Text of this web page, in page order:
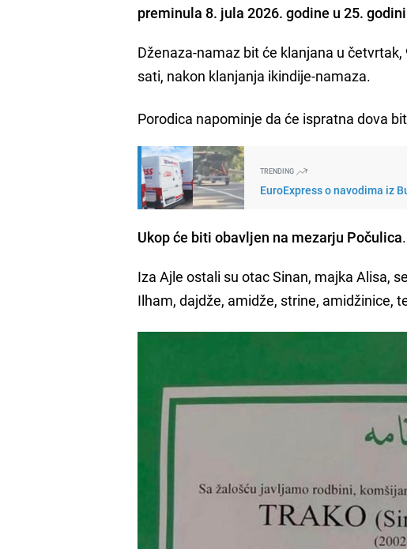
preminula 8. jula 2026. godine u 25.
Dženaza-namaz bit će klanjana u
sati, nakon klanjanja ikindije-namaza.
Porodica napominje da će ispratna dova
TRENDING
EuroExpress o navodima iz
Ukop će biti obavljen na mezarju Počulica.
Iza Ajle ostali su otac Sinan, majka Alisa,
Ilham, dajdže, amidže, strine, amidžinice,